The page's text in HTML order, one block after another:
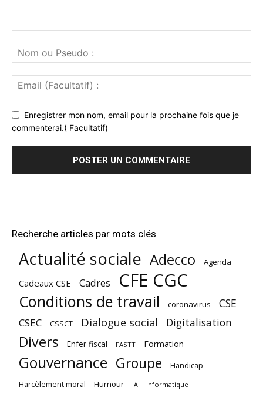
Enregistrer mon nom, email pour la prochaine fois que je
commenterai.( Facultatif)
Recherche articles par mots clés
Actualité sociale Adecco Agenda
Cadeaux CSE Cadres CFE CGC
Conditions de travail coronavirus CSE
CSEC CSSCT Dialogue social Digitalisation
Divers Enfer fiscal FASTT Formation
Gouvernance Groupe Handicap
Harcèlement moral Humour IA Informatique